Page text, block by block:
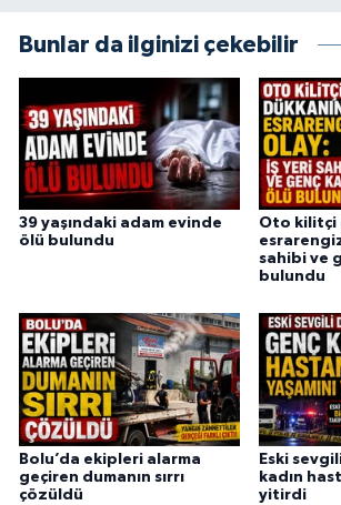
Bunlar da ilginizi çekebilir
39 yaşındaki adam evinde
ölü bulundu
Oto kilitçi
sahibi ve
bulundu
Bolu’da ekipleri alarma
geçiren dumanın sırrı
çözüldü
Eski
kadın
yitirdi